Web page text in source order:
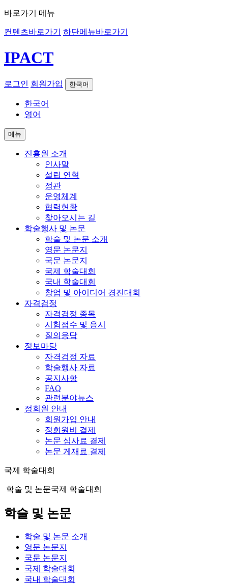
바로가기 메뉴
컨텐츠바로가기 하단메뉴바로가기
IPACT
로그인 회원가입 한국어
한국어
영어
메뉴
진흥원 소개
인사말
설립 연혁
정관
운영체계
협력현황
찾아오시는 길
학술행사 및 논문
학술 및 논문 소개
영문 논문지
국문 논문지
국제 학술대회
국내 학술대회
창업 및 아이디어 경진대회
자격검정
자격검정 종목
시험접수 및 응시
질의응답
정보마당
자격검정 자료
학술행사 자료
공지사항
FAQ
관련분야뉴스
정회원 안내
회원가입 안내
정회원비 결제
논문 심사료 결제
논문 게재료 결제
국제 학술대회
학술 및 논문국제 학술대회
학술 및 논문
학술 및 논문 소개
영문 논문지
국문 논문지
국제 학술대회
국내 학술대회